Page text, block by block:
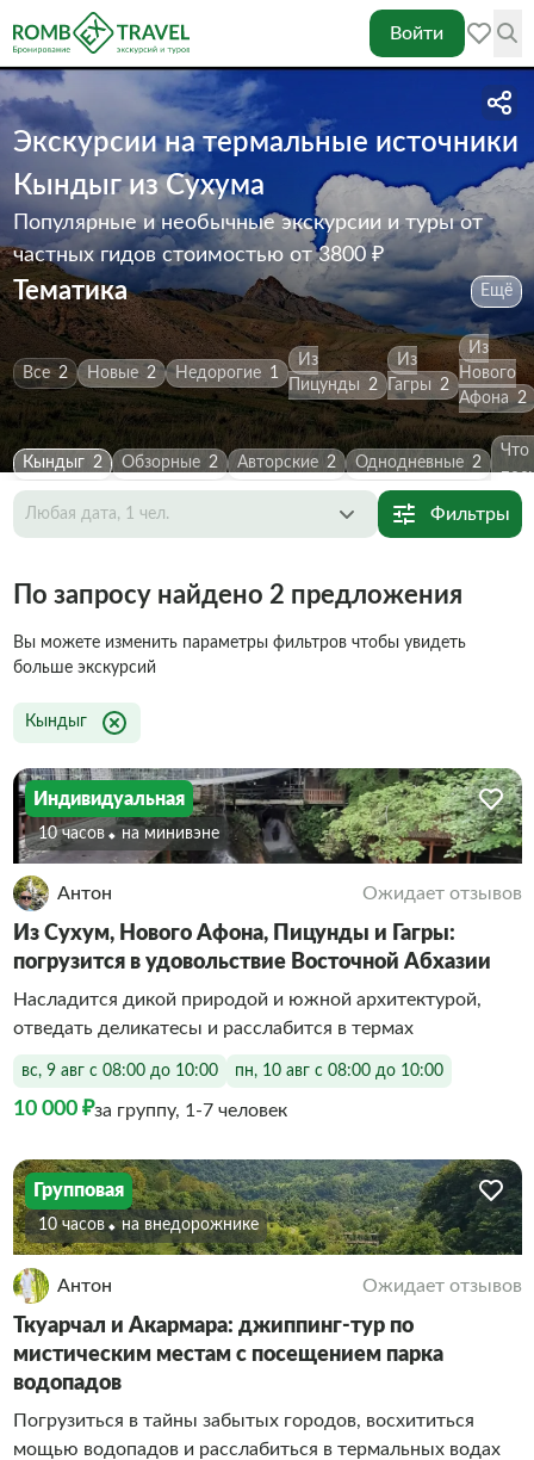
Войти
Экскурсии на термальные источники
Кындыг из Сухума
Популярные и необычные экскурсии и туры от
частных гидов стоимостью от 3800 ₽
Тематика Ещё
Все 2 Новые 2 Недорогие 1
Из
Пицунды 2
Из
Гагры 2
Из
Нового
Афона
2
Кындыг 2 Обзорные 2 Авторские 2 Однодневные 2
Что
Любая дата, 1 чел. Фильтры
По запросу найдено 2 предложения
Вы можете изменить параметры фильтров чтобы увидеть
больше экскурсий
Кындыг
Индивидуальная
10 часов На минивэне
Антон Ожидает отзывов
Из Сухум, Нового Афона, Пицунды и Гагры:
погрузится в удовольствие Восточной Абхазии
Насладится дикой природой и южной архитектурой,
отведать деликатесы и расслабится в термах
вс, 9 авг с 08:00 до 10:00 пн, 10 авг с 08:00 до 10:00
10 000 ₽за группу, 1-7 человек
Групповая
10 часов На внедорожнике
Антон Ожидает отзывов
Ткуарчал и Акармара: джиппинг-тур по
мистическим местам с посещением парка
водопадов
Погрузиться в тайны забытых городов, восхититься
мощью водопадов и расслабиться в термальных водах